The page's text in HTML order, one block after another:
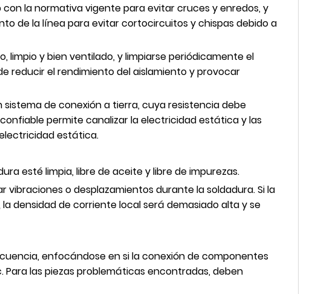
la normativa vigente para evitar cruces y enredos, y
de la línea para evitar cortocircuitos y chispas debido a
limpio y bien ventilado, y limpiarse periódicamente el
reducir el rendimiento del aislamiento y provocar
de conexión a tierra, cuya resistencia debe
permite canalizar la electricidad estática y las
estática.
esté limpia, libre de aceite y libre de impurezas.
vibraciones o desplazamientos durante la soldadura. Si la
densidad de corriente local será demasiado alta y se
enfocándose en si la conexión de componentes
las piezas problemáticas encontradas, deben